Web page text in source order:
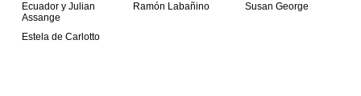
Ecuador y Julian
Assange
Estela de Carlotto
Ramón Labañino
Susan George